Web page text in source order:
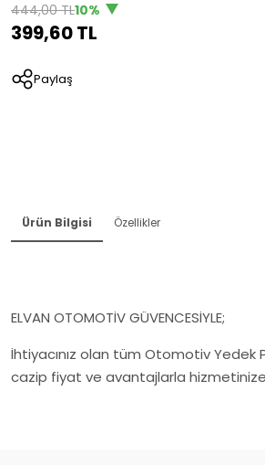
444,00 TL10%
399,60 TL
Paylaş
Ürün Bilgisi Özellikler
ELVAN OTOMOTİV GÜVENCESİYLE;
İhtiyacınız olan tüm Otomotiv Yedek
cazip fiyat ve avantajlarla